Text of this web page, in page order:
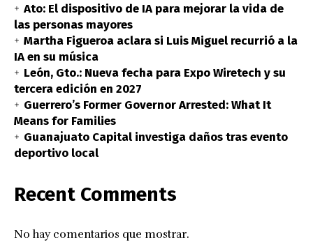
Ato: El dispositivo de IA para mejorar la vida de
las personas mayores
Martha Figueroa aclara si Luis Miguel recurrió a la
IA en su música
León, Gto.: Nueva fecha para Expo Wiretech y su
tercera edición en 2027
Guerrero’s Former Governor Arrested: What It
Means for Families
Guanajuato Capital investiga daños tras evento
deportivo local
Recent Comments
No hay comentarios que mostrar.